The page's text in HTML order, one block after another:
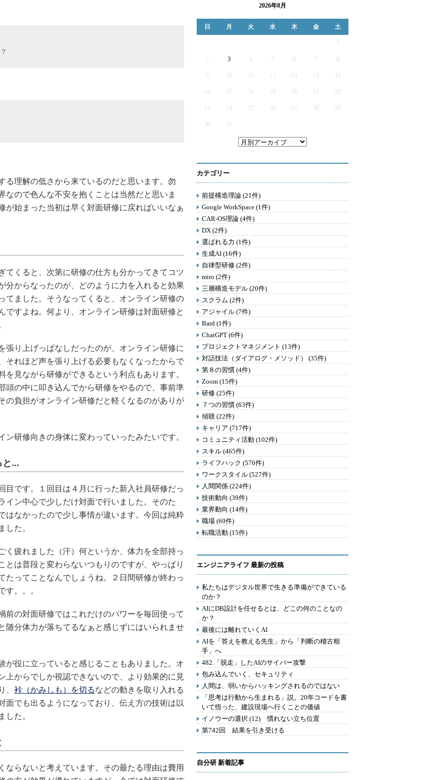
理解の低さから来ているのだと思います。勿
なので色んな不安を抱くことは当然だと思いま
が始まった当初は早く対面研修に戻ればいいなぁ
くると、次第に研修の仕方も分かってきてコツ
分からなったのが、どのように力を入れると効果
てました。そうなってくると、オンライン研修の
ですよね。何より、オンライン研修は対面研修と
り上げっぱなしだったのが、オンライン研修に
それほど声を張り上げる必要もなくなったからで
見ながら研修ができるという利点もあります。
頭の中に叩き込んでから研修をやるので、事前準
の負担がオンライン研修だと軽くなるのがありが
研修向きの身体に変わっていったみたいです。
と...
です。１回目は４月に行った新入社員研修だっ
イン中心で少しだけ対面で行いました。そのた
はなかったので少し事情が違います。今回は純粋
した。
疲れました（汗）何というか、体力を全部持っ
とは普段と変わらないつもりのですが、やっぱり
たってことなんでしょうね。２日間研修が終わっ
す。。。
の対面研修ではこれだけのパワーを毎回使って
随分体力が落ちてるなぁと感じずにはいられませ
役に立っていると感じることもありました。オ
上からでしか視認できないので、より効果的に見
、 裃（かみしも）を切るなどの動きを取り入れる
面でも出るようになっており、伝え方の技術は以
した。
らないと考えています。その最たる理由は費用
2026年8月
日 月 火 水 木 金 土
2 3 4 5 6 7
9 12 13 14 15
16 17 19 20 21 22
23 24 25 26 27 28 29
30 31
カテゴリー
前提構造理論 (21件)
Google WorkSpace (1件)
CAR-OS理論 (4件)
DX (2件)
選ばれる力 (1件)
生成AI (16件)
自律型研修 (2件)
miro (2件)
三層構造モデル (20件)
スクラム (2件)
アジャイル (7件)
Bard (1件)
ChatGPT (6件)
プロジェクトマネジメント (13件)
対話技法（ダイアログ・メソッド） (35件)
第８の習慣 (4件)
Zoom (15件)
研修 (25件)
７つの習慣 (63件)
傾聴 (22件)
キャリア (717件)
コミュニティ活動 (102件)
スキル (465件)
ライフハック (576件)
ワークスタイル (527件)
人間関係 (224件)
技術動向 (39件)
業界動向 (14件)
職場 (69件)
転職活動 (15件)
エンジニアライフ 最新の投稿
私たちはデジタル世界で生きる準備ができている
のか？
AIにDB設計を任せるとは、どこの何のことなの
か？
最後には離れていくAI
AIを「答えを教える先生」から「判断の稽古相
手」へ
482.「脱走」したAIのサイバー攻撃
包み込んでいく、セキュリティ
人間は、弱いからハッキングされるのではない
「思考は行動から生まれる」説。20年コードを書
いて悟った、建設現場へ行くことの価値
イノウーの選択 (12) 慣れない立ち位置
第742回 結果を引き受ける
自分研 新着記事